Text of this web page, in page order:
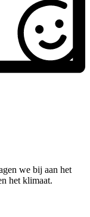
we bij aan het
het klimaat.